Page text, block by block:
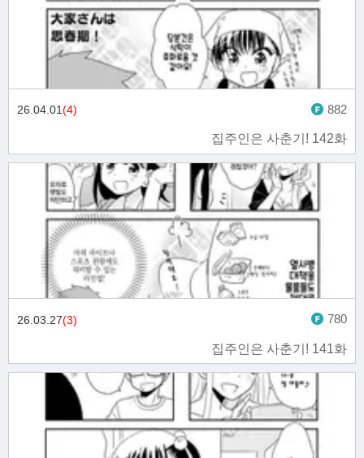
집주인은 사춘기! 142화
26.04.01(4) 882
집주인은 사춘기! 141화
26.03.27(3) 780